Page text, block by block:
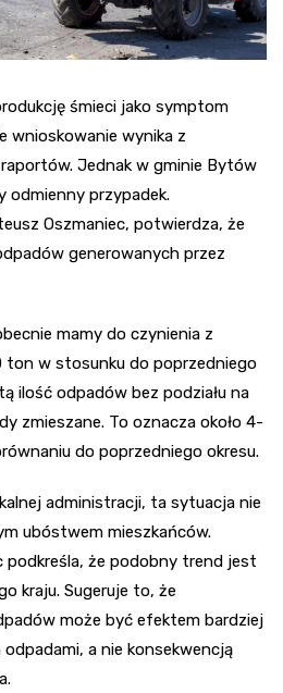
śmieci jako symptom
wnioskowanie wynika z
Jednak w gminie Bytów
odmienny przypadek.
Oszmaniec, potwierdza, że
generowanych przez
mamy do czynienia z
ton w stosunku do poprzedniego
ilość odpadów bez podziału na
zmieszane. To oznacza około 4-
do poprzedniego okresu.
administracji, ta sytuacja nie
ubóstwem mieszkańców.
podkreśla, że podobny trend jest
kraju. Sugeruje to, że
może być efektem bardziej
a nie konsekwencją